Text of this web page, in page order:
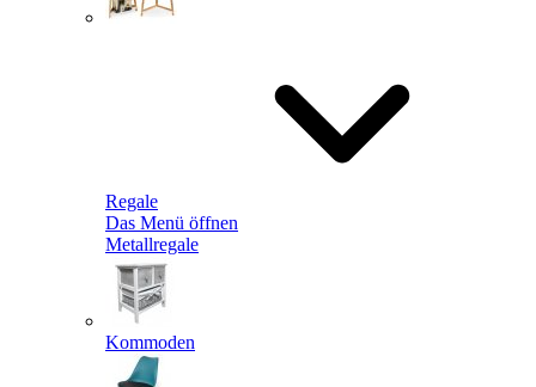
Regale
Das Menü öffnen
Metallregale
Kommoden